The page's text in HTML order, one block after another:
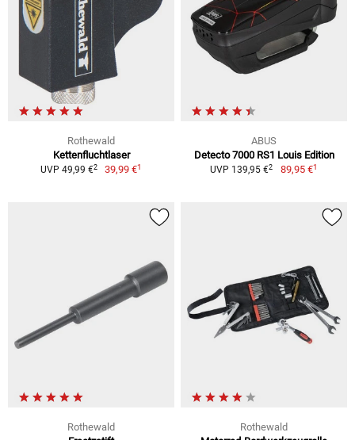
Rothewald
Kettenfluchtlaser
UVP 49,99 €2 39,99 €1
ABUS
Detecto 7000 RS1 Louis Edition
UVP 139,95 €2 89,95 €1
Rothewald
Rothewald